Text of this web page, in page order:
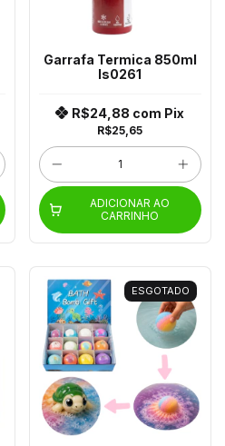
Garrafa Termica 850ml
Is0261
R$25,65
R$24,88 com Pix
ADICIONAR AO
CARRINHO
ESGOTADO